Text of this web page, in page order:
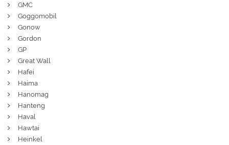
GMC
Goggomobil
Gonow
Gordon
GP
Great Wall
Hafei
Haima
Hanomag
Hanteng
Haval
Hawtai
Heinkel